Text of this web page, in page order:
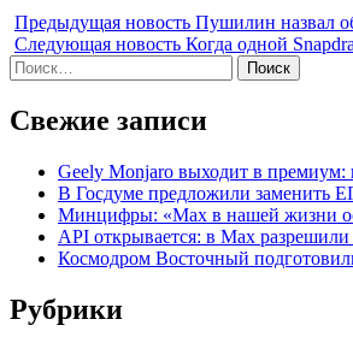
Предыдущая новость Пушилин назвал
Следующая новость Когда одной
Найти:
Свежие записи
Geely Monjaro выходит в премиум:
В Госдуме предложили заменить
Минцифры: «Max в нашей жизни
API открывается: в Max разрешили
Космодром Восточный
Рубрики